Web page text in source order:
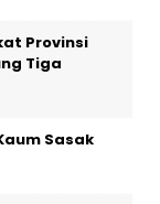
Provinsi
Tiga
Sasak